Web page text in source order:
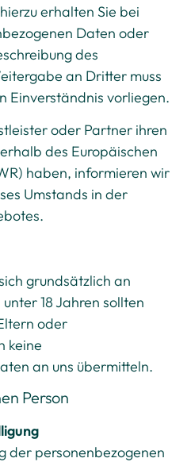
erhalten Sie bei
Daten oder
des
an Dritter muss
Einverständnis vorliegen.
oder Partner ihren
des Europäischen
haben, informieren wir
Umstands in der
grundsätzlich an
18 Jahren sollten
oder
keine
an uns übermitteln.
Person
der personenbezogenen